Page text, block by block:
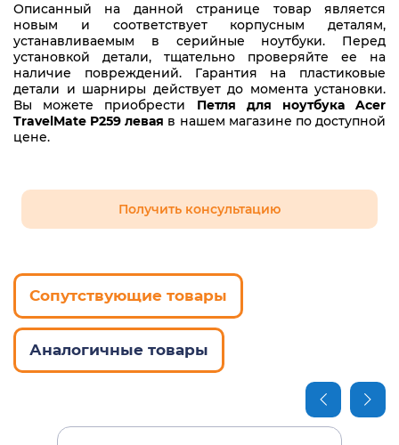
Описанный на данной странице товар является
новым и соответствует корпусным деталям,
устанавливаемым в серийные ноутбуки. Перед
установкой детали, тщательно проверяйте ее на
наличие повреждений. Гарантия на пластиковые
детали и шарниры действует до момента установки.
Вы можете приобрести Петля для ноутбука Acer
TravelMate P259 левая в нашем магазине по доступной
цене.
Получить консультацию
Сопутствующие товары
Аналогичные товары